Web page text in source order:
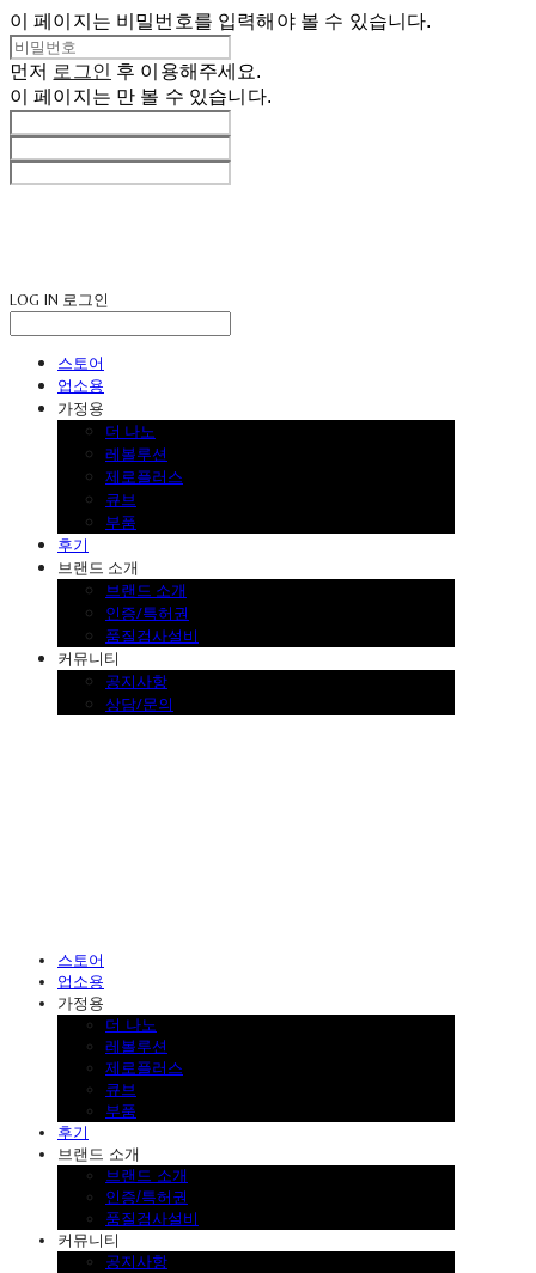
이 페이지는 비밀번호를 입력해야 볼 수 있습니다.
먼저 로그인 후 이용해주세요.
이 페이지는 만 볼 수 있습니다.
LOG IN 로그인
스토어
업소용
가정용
더 나노
레볼루션
제로플러스
큐브
부품
후기
브랜드 소개
브랜드 소개
인증/특허권
품질검사설비
커뮤니티
공지사항
상담/문의
스토어
업소용
가정용
더 나노
레볼루션
제로플러스
큐브
부품
후기
브랜드 소개
브랜드 소개
인증/특허권
품질검사설비
커뮤니티
공지사항